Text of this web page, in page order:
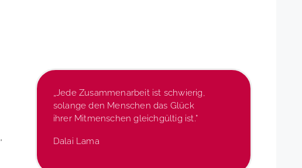
„Jede Zusammenarbeit ist schwierig,
solange den Menschen das Glück
ihrer Mitmenschen gleichgültig ist.”
Dalai Lama